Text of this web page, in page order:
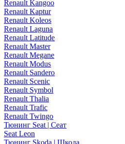
Renault Kangoo
Renault Kaptur
Renault Koleos
Renault Laguna
Renault Latitude
Renault Master
Renault Megane
Renault Modus
Renault Sandero
Renault Scenic
Renault Symbol
Renault Thalia
Renault Trafic
Renault Twingo
Тюнинг Seat | Сеат
Seat Leon
Тюнинг Skoda | Шкода